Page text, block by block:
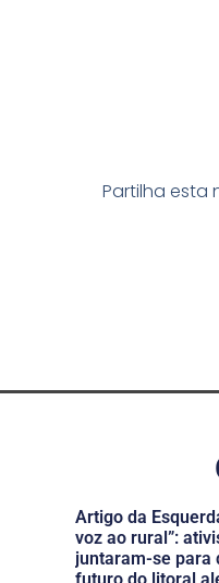
Partilha esta
Artigo da
voz ao rural”:
juntaram-se para